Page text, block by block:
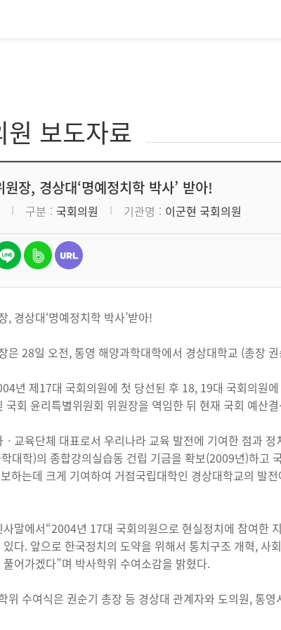
원 보도자료
장, 경상대‘명예정치학 박사’ 받아!
구분 국회의원 기관명 이군현 국회의원
, 경상대‘명예정치학 박사’받아!
은 28일 오전, 통영 해양과학대학에서 경상대학교 (총장
년 제17대 국회의원에 첫 당선된 후 18, 19대 국회의원
국회 윤리특별위원회 위원장을 역임한 뒤 현재 국회 예산
교육단체 대표로서 우리나라 교육 발전에 기여한 점과
대학)의 종합강의실습동 건립 기금을 확보(2009년)하고
하는데 크게 기여하여 거점국립대학인 경상대학교의 발
말에서“2004년 17대 국회의원으로 현실정치에 참여한
다. 앞으로 한국정치의 도약을 위해서 통치구조 개혁, 사
어가겠다”며 박사학위 수여소감을 밝혔다.
위 수여식은 권순기 총장 등 경상대 관계자와 도의원, 통